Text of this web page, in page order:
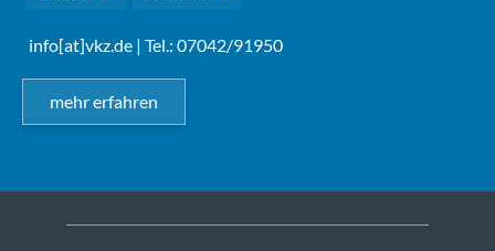
info[at]vkz.de | Tel.: 07042/91950
mehr erfahren